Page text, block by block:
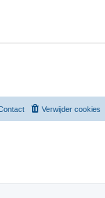
Verwijder cookies